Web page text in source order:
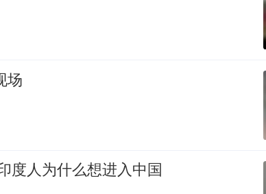
场
度人为什么想进入中国